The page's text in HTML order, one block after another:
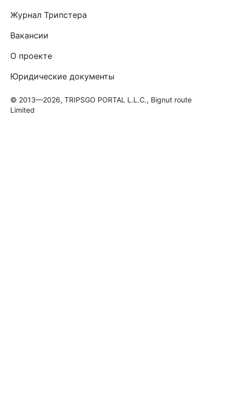
Журнал Трипстера
Вакансии
О проекте
Юридические документы
© 2013—2026, TRIPSGO PORTAL L.L.C., Bignut route
Limited